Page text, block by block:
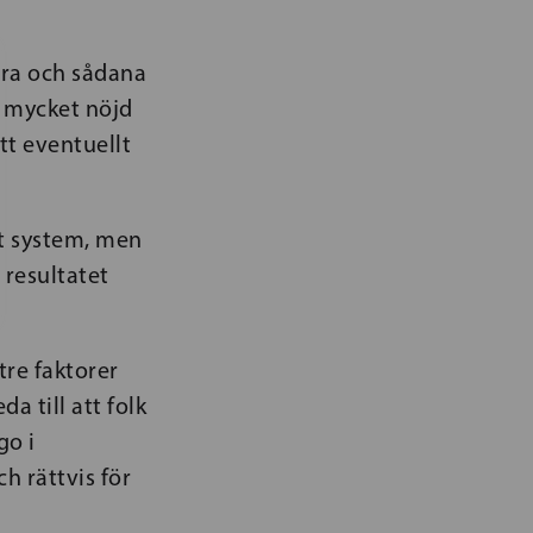
och sådana
nöjd
eventuellt
men
resultatet
faktorer
till att folk
i
rättvis för